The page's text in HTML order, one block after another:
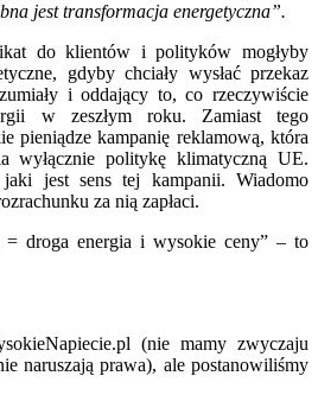
jest transformacja energetyczna”.
do klientów i polityków mogłyby
gdyby chciały wysłać przekaz
i oddający to, co rzeczywiście
w zeszłym roku. Zamiast tego
pieniądze kampanię reklamową, która
wyłącznie politykę klimatyczną UE.
jest sens tej kampanii. Wiadomo
za nią zapłaci.
= droga energia i wysokie ceny” – to
(nie mamy zwyczaju
naruszają prawa), ale postanowiliśmy